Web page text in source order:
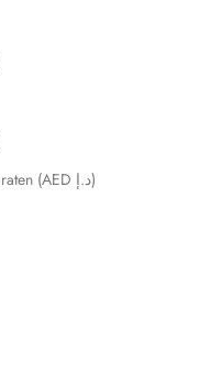
Förenade Arabemiraten (AED د.إ)